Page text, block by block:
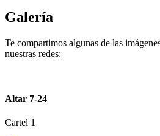
Galería
Te compartimos algunas de las
nuestras redes:
Altar 7-24
Cartel 1